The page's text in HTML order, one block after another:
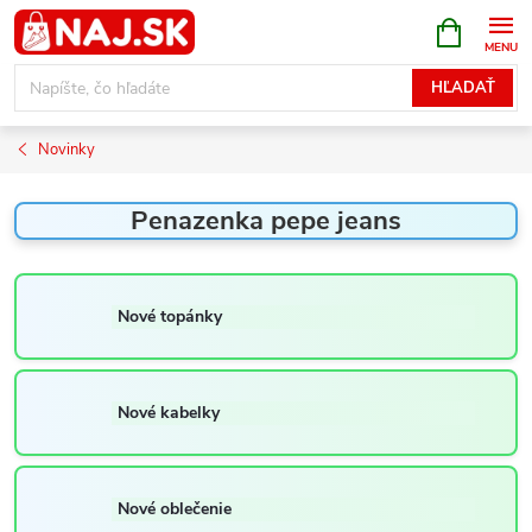
Prejsť
na
obsah
HĽADAŤ
KOŠÍK
Novinky
Penazenka pepe jeans
Nové topánky
Nové kabelky
Nové oblečenie